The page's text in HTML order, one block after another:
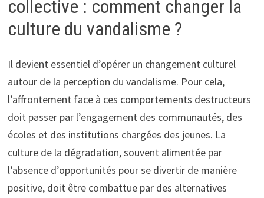
collective : comment changer la
culture du vandalisme ?
Il devient essentiel d’opérer un changement culturel
autour de la perception du vandalisme. Pour cela,
l’affrontement face à ces comportements destructeurs
doit passer par l’engagement des communautés, des
écoles et des institutions chargées des jeunes. La
culture de la dégradation, souvent alimentée par
l’absence d’opportunités pour se divertir de manière
positive, doit être combattue par des alternatives